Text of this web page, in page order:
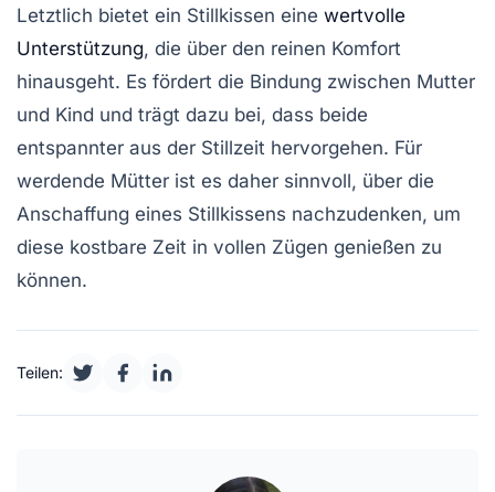
Letztlich bietet ein Stillkissen eine wertvolle
Unterstützung, die über den reinen Komfort
hinausgeht. Es fördert die Bindung zwischen Mutter
und Kind und trägt dazu bei, dass beide
entspannter aus der Stillzeit hervorgehen. Für
werdende Mütter ist es daher sinnvoll, über die
Anschaffung eines Stillkissens nachzudenken, um
diese kostbare Zeit in vollen Zügen genießen zu
können.
Teilen: